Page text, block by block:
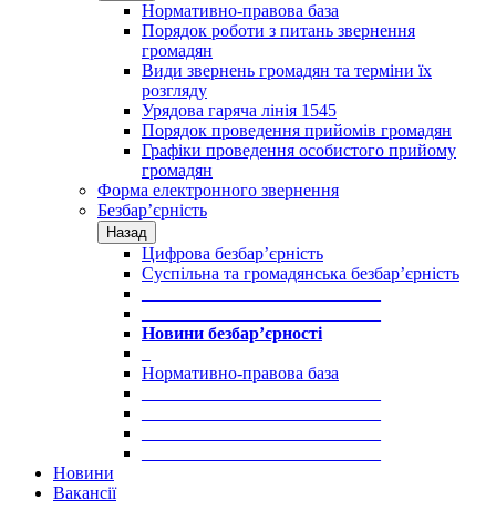
Нормативно-правова база
Порядок роботи з питань звернення
громадян
Види звернень громадян та терміни їх
розгляду
Урядова гаряча лінія 1545
Порядок проведення прийомів громадян
Графіки проведення особистого прийому
громадян
Форма електронного звернення
Безбар’єрність
Назад
Цифрова безбар’єрність
Суспільна та громадянська безбар’єрність
Новини безбар’єрності
Нормативно-правова база
Новини
Вакансії